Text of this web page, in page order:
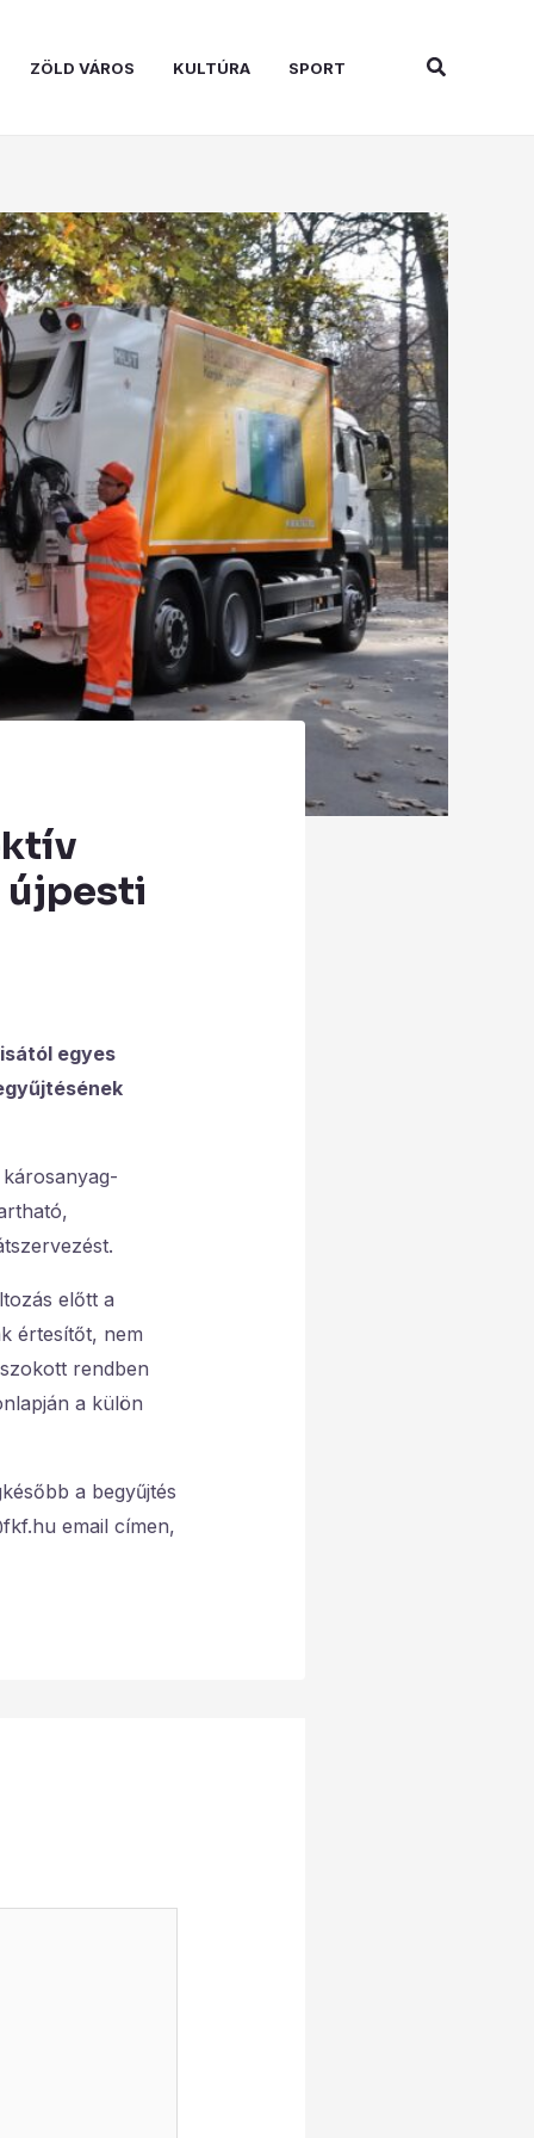
ZÖLD VÁROS KULTÚRA SPORT Search
újpesti
egyes
előtt a
értesítőt, nem
rendben
a külön
a begyűjtés
email címen,